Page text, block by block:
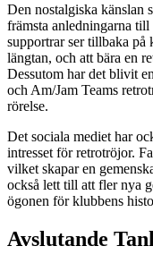
Den nostalgiska känslan
främsta anledningarna
supportrar ser tillbaka på
längtan, och att bära en
Dessutom har det blivit
och Am/Jam Teams
rörelse.
Det sociala mediet har
intresset för retrotröjor.
vilket skapar en
också lett till att fler nya
ögonen för klubbens
Avslutande